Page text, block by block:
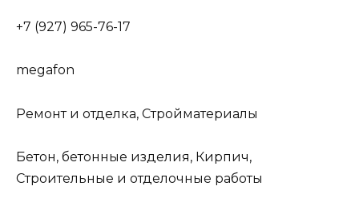
+7 (927) 965-76-17
megafon
Ремонт и отделка, Стройматериалы
Бетон, бетонные изделия, Кирпич,
Строительные и отделочные работы